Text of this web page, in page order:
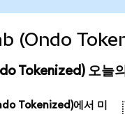
(Ondo
Tokenized) 오늘
Tokenized)에서 미